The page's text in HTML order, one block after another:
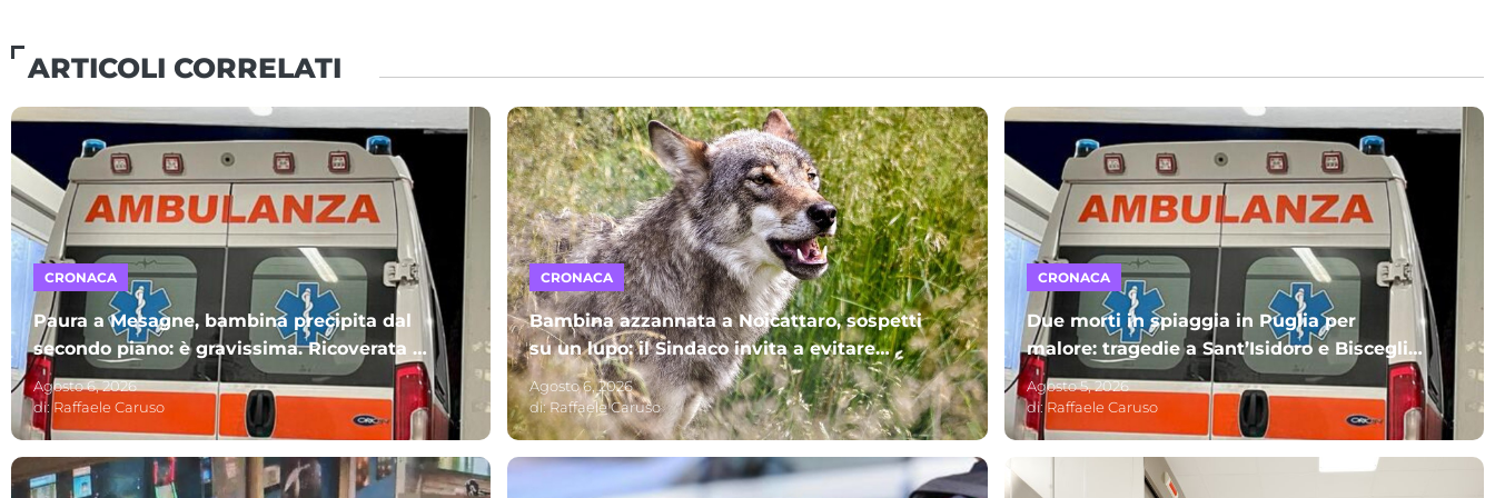
ARTICOLI CORRELATI
CRONACA
Paura a Mesagne, bambina precipita dal
secondo piano: è gravissima. Ricoverata al
Policlinico di Bari
Agosto 6, 2026
di:Raffaele Caruso
CRONACA
Bambina azzannata a Noicattaro, sospetti
su un lupo: il Sindaco invita a evitare
parchi e campagne
Agosto 6, 2026
di:Raffaele Caruso
CRONACA
Due morti in spiaggia in Puglia per
malore: tragedie a Sant’Isidoro e Bisceglie.
A perdere la vita due uomini
Agosto 5, 2026
di:Raffaele Caruso